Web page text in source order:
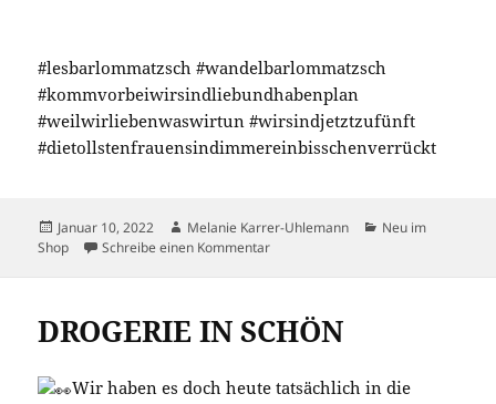
#lesbarlommatzsch #wandelbarlommatzsch
#kommvorbeiwirsindliebundhabenplan
#weilwirliebenwaswirtun #wirsindjetztzufünft
#dietollstenfrauensindimmereinbisschenverrückt
Veröffentlicht
am
Januar 10, 2022 Autor
Melanie Karrer-Uhlemann Kategorien
Neu im
Shop
Schreibe einen Kommentarzu 💚 Unsere Neuen 💚
DROGERIE IN SCHÖN
Wir haben es doch heute tatsächlich in die